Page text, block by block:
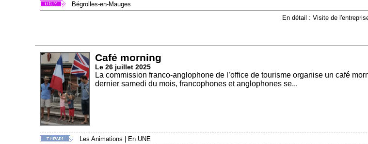
Bégrolles-en-Mauges
En détail : Visite de
Café morning
Le 26 juillet 2025
La commission franco-anglophone de l’office de tourisme organise un café
dernier samedi du mois, francophones et anglophones se...
Les Animations
En UNE